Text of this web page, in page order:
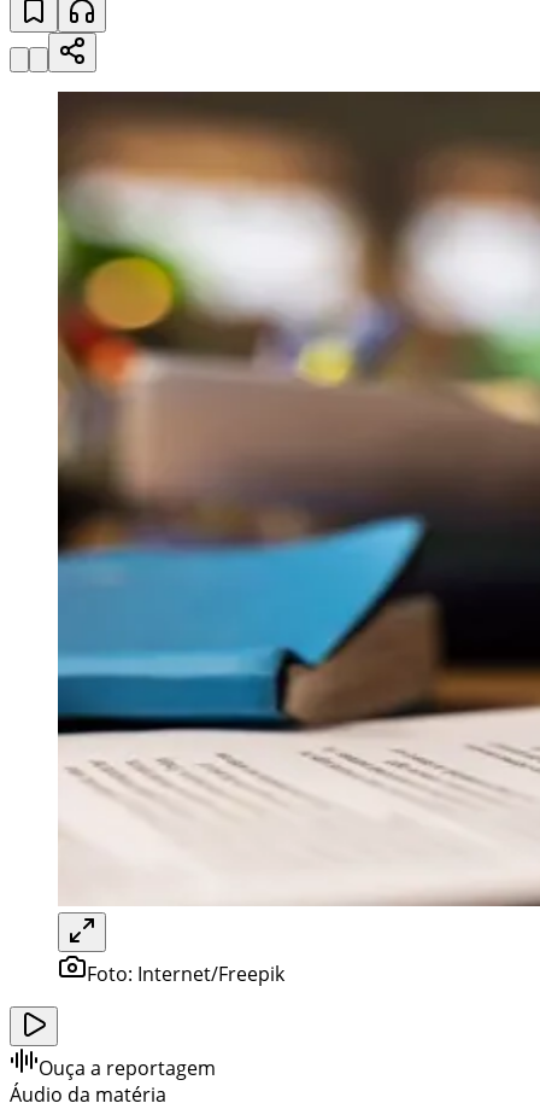
Foto: Internet/Freepik
Ouça a reportagem
Áudio da matéria